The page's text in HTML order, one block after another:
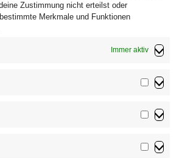
Zustimmung nicht erteilst oder
Merkmale und Funktionen
Immer aktiv